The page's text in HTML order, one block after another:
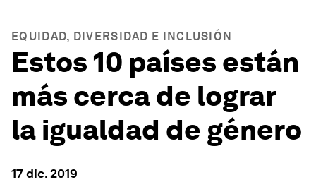
EQUIDAD, DIVERSIDAD E INCLUSIÓN
Estos 10 países están
más cerca de lograr
la igualdad de género
17 dic. 2019